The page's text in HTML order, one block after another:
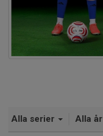
Alla serier Alla år